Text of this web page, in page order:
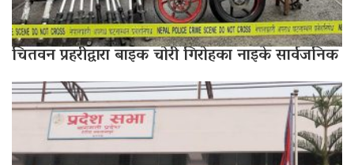
चितवन प्रहरीद्वारा बाइक चोरी गिरोहका नाइके सार्वजनिक